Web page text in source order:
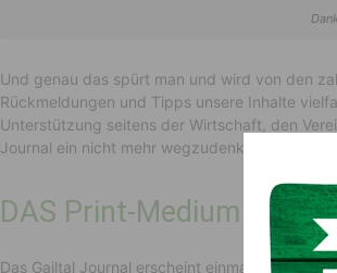
Und genau das spürt man und wird von den
Rückmeldungen und Tipps unsere Inhalte
Unterstützung seitens der Wirtschaft, den
Journal ein nicht mehr wegzudenkender
DAS Print-Medium im
Das Gailtal Journal erscheint einmal